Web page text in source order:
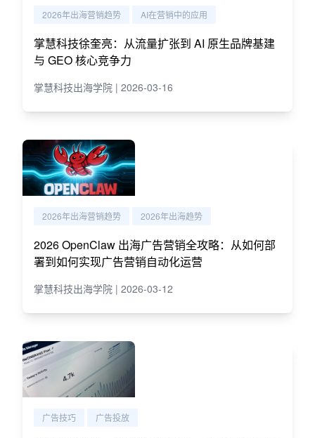
2026年出海营销趋势 AI在营销中的应用
掌慧科技徐奎亮：从流量扩张到 AI 原生品牌基建
与 GEO 核心竞争力
掌慧科技出海学院 | 2026-03-16
2026年出海营销趋势 2026年出海趋势
2026 OpenClaw 出海广告营销全攻略：从如何部
署到如何实现广告营销自动化运营
掌慧科技出海学院 | 2026-03-12
广告技巧 广告投放